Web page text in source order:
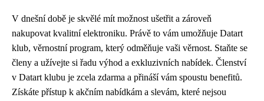
V dnešní době je skvělé mít možnost ušetřit a zároveň
nakupovat kvalitní elektroniku. Právě to vám umožňuje Datart
klub, věrnostní program, který odměňuje vaši věrnost. Staňte se
členy a užívejte si řadu výhod a exkluzivních nabídek. Členství
v Datart klubu je zcela zdarma a přináší vám spoustu benefitů.
Získáte přístup k akčním nabídkám a slevám, které nejsou